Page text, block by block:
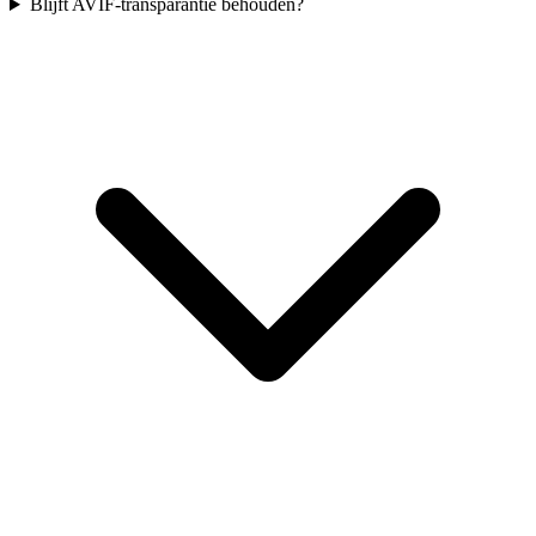
Blijft AVIF-transparantie behouden?